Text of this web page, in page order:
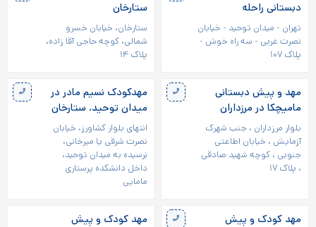
دبستانی راحله
تهران - ميدان توحيد - خیابان
نصرت غربی - سه راه خوش -
پلاک ۱۰۷
ستارخان
ستارخان، خیابان خسرو
شمالی، کوچه حاجی آقا زاده،
پلاک ۱۴
مهد و پیش دبستانی
مامیچکا در مرزداران
بلوار مرزداران ، جنب شهرک
آزمایش ، خیابان اطاعتی
جنوبی ، کوچه شهید صادقی
، پلاک ۱۷
مهدکودک نسیم مادر در
میدان توحید، ستارخان
انتهای بلوار کشاورز، خیابان
نصرت شرقی یا میرخانی،
نرسیده به میدان توحید،
داخل دانشکده پرستاری
مامایی
مهد کودک و پیش
مهد کودک و پیش